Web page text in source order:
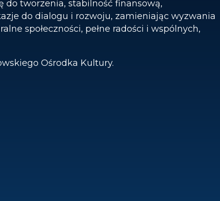
do tworzenia, stabilność finansową,
do dialogu i rozwoju, zamieniając wyzwania
społeczności, pełne radości i wspólnych,
Ośrodka Kultury.